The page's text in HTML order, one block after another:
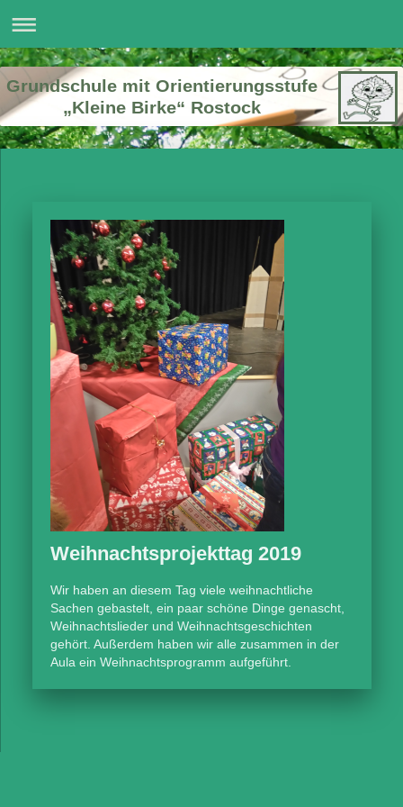
Grundschule mit Orientierungsstufe
„Kleine Birke“ Rostock
Weihnachtsprojekttag 2019
Wir haben an diesem Tag viele weihnachtliche
Sachen gebastelt, ein paar schöne Dinge genascht,
Weihnachtslieder und Weihnachtsgeschichten
gehört. Außerdem haben wir alle zusammen in der
Aula ein Weihnachtsprogramm aufgeführt.